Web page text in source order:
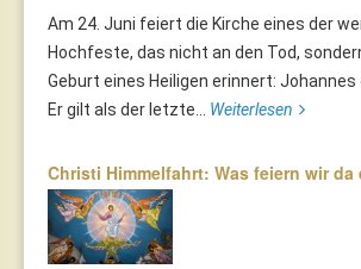
Am 24. Juni feiert die Kirche eines der
Hochfeste, das nicht an den Tod,
Geburt eines Heiligen erinnert: Johannes
Er gilt als der letzte... Weiterlesen
Christi Himmelfahrt: Was feiern wir